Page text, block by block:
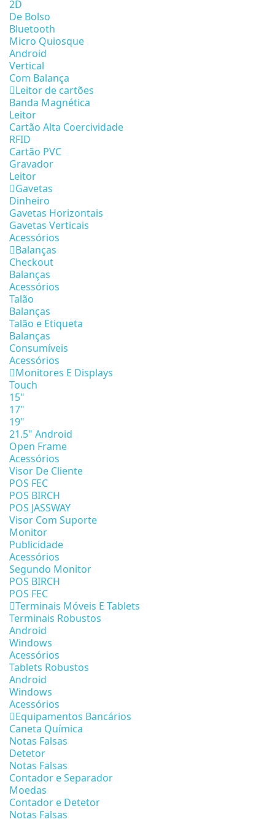
2D
De Bolso
Bluetooth
Micro Quiosque
Android
Vertical
Com Balança
Leitor de cartões
Banda Magnética
Leitor
Cartão Alta Coercividade
RFID
Cartão PVC
Gravador
Leitor
Gavetas
Dinheiro
Gavetas Horizontais
Gavetas Verticais
Acessórios
Balanças
Checkout
Balanças
Acessórios
Talão
Balanças
Talão e Etiqueta
Balanças
Consumíveis
Acessórios
Monitores E Displays
Touch
15"
17"
19"
21.5" Android
Open Frame
Acessórios
Visor De Cliente
POS FEC
POS BIRCH
POS JASSWAY
Visor Com Suporte
Monitor
Publicidade
Acessórios
Segundo Monitor
POS BIRCH
POS FEC
Terminais Móveis E Tablets
Terminais Robustos
Android
Windows
Acessórios
Tablets Robustos
Android
Windows
Acessórios
Equipamentos Bancários
Caneta Química
Notas Falsas
Detetor
Notas Falsas
Contador e Separador
Moedas
Contador e Detetor
Notas Falsas